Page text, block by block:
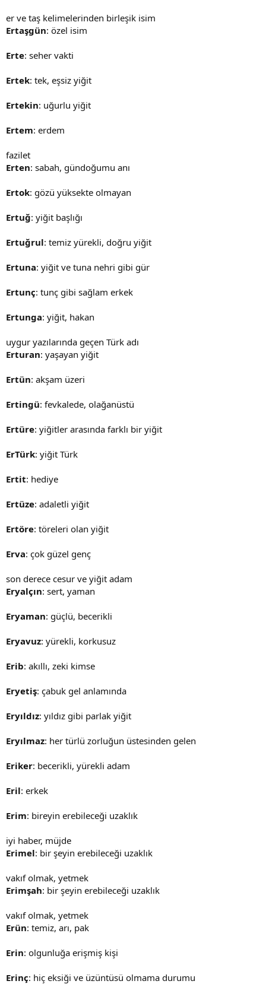
er ve taş kelimelerinden birleşik isim
Ertaşgün: özel isim
Erte: seher vakti
Ertek: tek, eşsiz yiğit
Ertekin: uğurlu yiğit
Ertem: erdem
fazilet
Erten: sabah, gündoğumu anı
Ertok: gözü yüksekte olmayan
Ertuğ: yiğit başlığı
Ertuğrul: temiz yürekli, doğru yiğit
Ertuna: yiğit ve tuna nehri gibi gür
Ertunç: tunç gibi sağlam erkek
Ertunga: yiğit, hakan
uygur yazılarında geçen Türk adı
Erturan: yaşayan yiğit
Ertün: akşam üzeri
Ertingü: fevkalede, olağanüstü
Ertüre: yiğitler arasında farklı bir yiğit
ErTürk: yiğit Türk
Ertit: hediye
Ertüze: adaletli yiğit
Ertöre: töreleri olan yiğit
Erva: çok güzel genç
son derece cesur ve yiğit adam
Eryalçın: sert, yaman
Eryaman: güçlü, becerikli
Eryavuz: yürekli, korkusuz
Erib: akıllı, zeki kimse
Eryetiş: çabuk gel anlamında
Eryıldız: yıldız gibi parlak yiğit
Eryılmaz: her türlü zorluğun üstesinden gelen
Eriker: becerikli, yürekli adam
Eril: erkek
Erim: bireyin erebileceği uzaklık
iyi haber, müjde
Erimel: bir şeyin erebileceği uzaklık
vakıf olmak, yetmek
Erimşah: bir şeyin erebileceği uzaklık
vakıf olmak, yetmek
Erün: temiz, arı, pak
Erin: olgunluğa erişmiş kişi
Erinç: hiç eksiği ve üzüntüsü olmama durumu